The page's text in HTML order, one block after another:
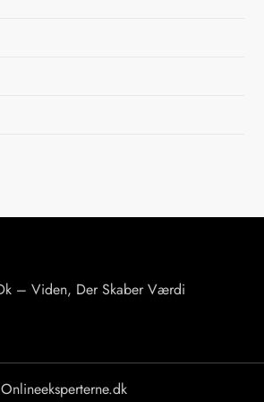
– Viden, Der Skaber Værdi
Onlineeksperterne.dk